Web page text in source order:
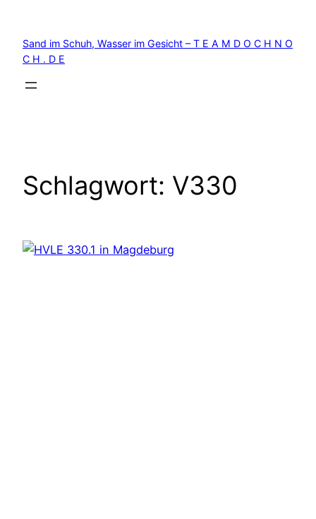
springen
Sand im Schuh, Wasser im Gesicht – T E A M D O C H N O
C H . D E
Schlagwort: V330